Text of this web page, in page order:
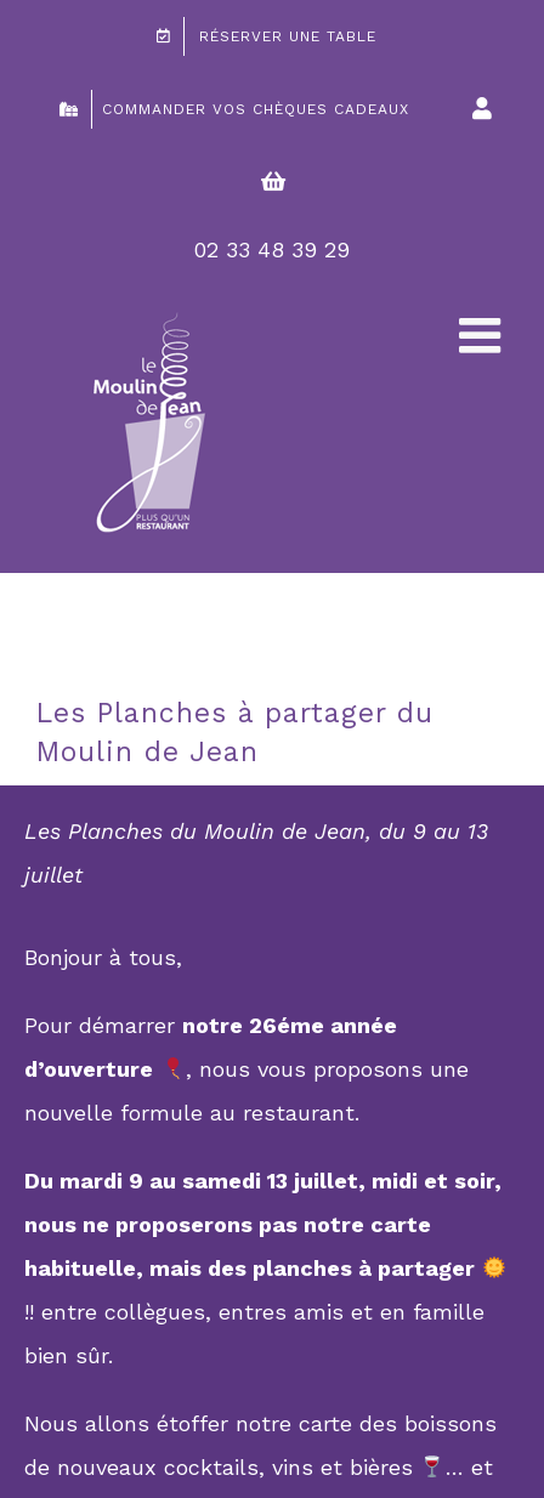
RÉSERVER UNE TABLE
COMMANDER VOS CHÈQUES CADEAUX
02 33 48 39 29
Les Planches à partager du
Moulin de Jean
Les Planches du Moulin de Jean, du 9 au 13
juillet
Bonjour à tous,
Pour démarrer notre 26éme année
d’ouverture
, nous vous proposons une
nouvelle formule au restaurant.
Du mardi 9 au samedi 13 juillet, midi et soir,
nous ne proposerons pas notre carte
habituelle, mais des planches à partager
!! entre collègues, entres amis et en famille
bien sûr.
Nous allons étoffer notre carte des boissons
de nouveaux cocktails, vins et bières
… et